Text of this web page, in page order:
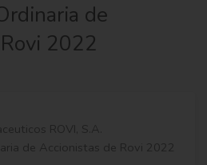
de
2022
ROVI, S.A.
de Accionistas de Rovi 2022